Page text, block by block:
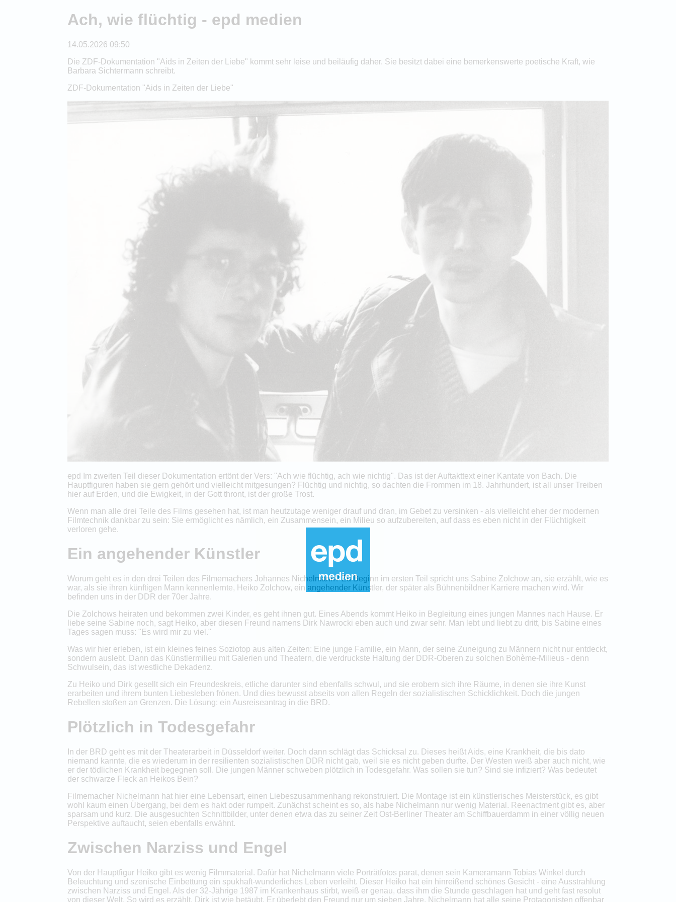
Ach, wie flüchtig - epd medien
14.05.2026 09:50
Die ZDF-Dokumentation "Aids in Zeiten der Liebe" kommt sehr leise und beiläufig daher. Sie besitzt dabei eine bemerkenswerte poetische Kraft, wie
Barbara Sichtermann schreibt.
ZDF-Dokumentation "Aids in Zeiten der Liebe"
epd Im zweiten Teil dieser Dokumentation ertönt der Vers: "Ach wie flüchtig, ach wie nichtig". Das ist der Auftakttext einer Kantate von Bach. Die
Hauptfiguren haben sie gern gehört und vielleicht mitgesungen? Flüchtig und nichtig, so dachten die Frommen im 18. Jahrhundert, ist all unser Treiben
hier auf Erden, und die Ewigkeit, in der Gott thront, ist der große Trost.
Wenn man alle drei Teile des Films gesehen hat, ist man heutzutage weniger drauf und dran, im Gebet zu versinken - als vielleicht eher der modernen
Filmtechnik dankbar zu sein: Sie ermöglicht es nämlich, ein Zusammensein, ein Milieu so aufzubereiten, auf dass es eben nicht in der Flüchtigkeit
verloren gehe.
Ein angehender Künstler
Worum geht es in den drei Teilen des Filmemachers Johannes Nichelmann? Zu Beginn im ersten Teil spricht uns Sabine Zolchow an, sie erzählt, wie es
war, als sie ihren künftigen Mann kennenlernte, Heiko Zolchow, ein angehender Künstler, der später als Bühnenbildner Karriere machen wird. Wir
befinden uns in der DDR der 70er Jahre.
Die Zolchows heiraten und bekommen zwei Kinder, es geht ihnen gut. Eines Abends kommt Heiko in Begleitung eines jungen Mannes nach Hause. Er
liebe seine Sabine noch, sagt Heiko, aber diesen Freund namens Dirk Nawrocki eben auch und zwar sehr. Man lebt und liebt zu dritt, bis Sabine eines
Tages sagen muss: "Es wird mir zu viel."
Was wir hier erleben, ist ein kleines feines Soziotop aus alten Zeiten: Eine junge Familie, ein Mann, der seine Zuneigung zu Männern nicht nur entdeckt,
sondern auslebt. Dann das Künstlermilieu mit Galerien und Theatern, die verdruckste Haltung der DDR-Oberen zu solchen Bohème-Milieus - denn
Schwulsein, das ist westliche Dekadenz.
Zu Heiko und Dirk gesellt sich ein Freundeskreis, etliche darunter sind ebenfalls schwul, und sie erobern sich ihre Räume, in denen sie ihre Kunst
erarbeiten und ihrem bunten Liebesleben frönen. Und dies bewusst abseits von allen Regeln der sozialistischen Schicklichkeit. Doch die jungen
Rebellen stoßen an Grenzen. Die Lösung: ein Ausreiseantrag in die BRD.
Plötzlich in Todesgefahr
In der BRD geht es mit der Theaterarbeit in Düsseldorf weiter. Doch dann schlägt das Schicksal zu. Dieses heißt Aids, eine Krankheit, die bis dato
niemand kannte, die es wiederum in der resilienten sozialistischen DDR nicht gab, weil sie es nicht geben durfte. Der Westen weiß aber auch nicht, wie
er der tödlichen Krankheit begegnen soll. Die jungen Männer schweben plötzlich in Todesgefahr. Was sollen sie tun? Sind sie infiziert? Was bedeutet
der schwarze Fleck an Heikos Bein?
Filmemacher Nichelmann hat hier eine Lebensart, einen Liebeszusammenhang rekonstruiert. Die Montage ist ein künstlerisches Meisterstück, es gibt
wohl kaum einen Übergang, bei dem es hakt oder rumpelt. Zunächst scheint es so, als habe Nichelmann nur wenig Material. Reenactment gibt es, aber
sparsam und kurz. Die ausgesuchten Schnittbilder, unter denen etwa das zu seiner Zeit Ost-Berliner Theater am Schiffbauerdamm in einer völlig neuen
Perspektive auftaucht, seien ebenfalls erwähnt.
Zwischen Narziss und Engel
Von der Hauptfigur Heiko gibt es wenig Filmmaterial. Dafür hat Nichelmann viele Porträtfotos parat, denen sein Kameramann Tobias Winkel durch
Beleuchtung und szenische Einbettung ein spukhaft-wunderliches Leben verleiht. Dieser Heiko hat ein hinreißend schönes Gesicht - eine Ausstrahlung
zwischen Narziss und Engel. Als der 32-Jährige 1987 im Krankenhaus stirbt, weiß er genau, dass ihm die Stunde geschlagen hat und geht fast resolut
von dieser Welt. So wird es erzählt. Dirk ist wie betäubt. Er überlebt den Freund nur um sieben Jahre. Nichelmann hat alle seine Protagonisten offenbar